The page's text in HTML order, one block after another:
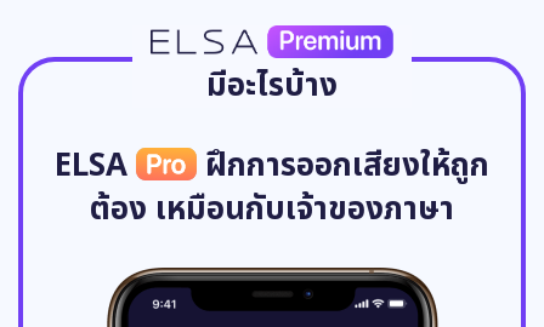
มีอะไรบ้าง
ELSA
ฝึกการออกเสียงให้ถูก
ต้อง เหมือนกับเจ้าของภาษา